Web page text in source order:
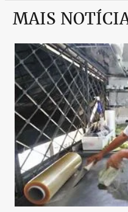
MAIS